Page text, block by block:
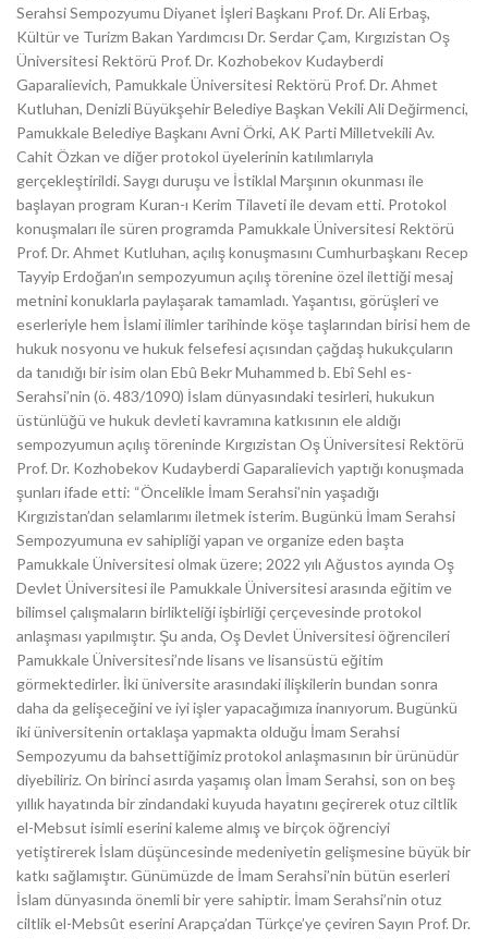
Serahsi Sempozyumu Diyanet İşleri Başkanı Prof. Dr. Ali Erbaş,
Kültür ve Turizm Bakan Yardımcısı Dr. Serdar Çam, Kırgızistan Oş
Üniversitesi Rektörü Prof. Dr. Kozhobekov Kudayberdi
Gaparalievich, Pamukkale Üniversitesi Rektörü Prof. Dr. Ahmet
Kutluhan, Denizli Büyükşehir Belediye Başkan Vekili Ali Değirmenci,
Pamukkale Belediye Başkanı Avni Örki, AK Parti Milletvekili Av.
Cahit Özkan ve diğer protokol üyelerinin katılımlarıyla
gerçekleştirildi. Saygı duruşu ve İstiklal Marşının okunması ile
başlayan program Kuran-ı Kerim Tilaveti ile devam etti. Protokol
konuşmaları ile süren programda Pamukkale Üniversitesi Rektörü
Prof. Dr. Ahmet Kutluhan, açılış konuşmasını Cumhurbaşkanı Recep
Tayyip Erdoğan’ın sempozyumun açılış törenine özel ilettiği mesaj
metnini konuklarla paylaşarak tamamladı. Yaşantısı, görüşleri ve
eserleriyle hem İslami ilimler tarihinde köşe taşlarından birisi hem de
hukuk nosyonu ve hukuk felsefesi açısından çağdaş hukukçuların
da tanıdığı bir isim olan Ebû Bekr Muhammed b. Ebî Sehl es-
Serahsi’nin (ö. 483/1090) İslam dünyasındaki tesirleri, hukukun
üstünlüğü ve hukuk devleti kavramına katkısının ele aldığı
sempozyumun açılış töreninde Kırgızistan Oş Üniversitesi Rektörü
Prof. Dr. Kozhobekov Kudayberdi Gaparalievich yaptığı konuşmada
şunları ifade etti: “Öncelikle İmam Serahsi’nin yaşadığı
Kırgızistan’dan selamlarımı iletmek isterim. Bugünkü İmam Serahsi
Sempozyumuna ev sahipliği yapan ve organize eden başta
Pamukkale Üniversitesi olmak üzere; 2022 yılı Ağustos ayında Oş
Devlet Üniversitesi ile Pamukkale Üniversitesi arasında eğitim ve
bilimsel çalışmaların birlikteliği işbirliği çerçevesinde protokol
anlaşması yapılmıştır. Şu anda, Oş Devlet Üniversitesi öğrencileri
Pamukkale Üniversitesi’nde lisans ve lisansüstü eğitim
görmektedirler. İki üniversite arasındaki ilişkilerin bundan sonra
daha da gelişeceğini ve iyi işler yapacağımıza inanıyorum. Bugünkü
iki üniversitenin ortaklaşa yapmakta olduğu İmam Serahsi
Sempozyumu da bahsettiğimiz protokol anlaşmasının bir ürünüdür
diyebiliriz. On birinci asırda yaşamış olan İmam Serahsi, son on beş
yıllık hayatında bir zindandaki kuyuda hayatını geçirerek otuz ciltlik
el-Mebsut isimli eserini kaleme almış ve birçok öğrenciyi
yetiştirerek İslam düşüncesinde medeniyetin gelişmesine büyük bir
katkı sağlamıştır. Günümüzde de İmam Serahsi’nin bütün eserleri
İslam dünyasında önemli bir yere sahiptir. İmam Serahsi’nin otuz
ciltlik el-Mebsût eserini Arapça’dan Türkçe’ye çeviren Sayın Prof. Dr.